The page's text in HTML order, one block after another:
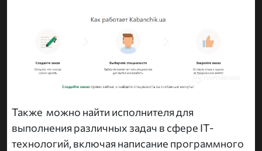
Также можно найти исполнителя для
выполнения различных задач в сфере IT-
технологий, включая написание программного